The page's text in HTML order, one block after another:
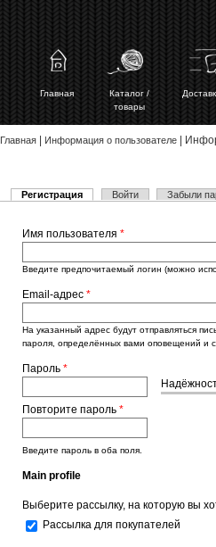
Главная
Каталог /
товары
Вы здесь
Главная Информация о пользователе |
Главные вкладки
Регистрация (активная вкладка)
Войти Забыли
Имя пользователя *
Введите предпочитаемый логин (можно
Email-адрес *
На указанный адрес будут отправляться
пароля, определённых вами оповещений и
Пароль *
Повторите пароль *
Введите пароль в оба поля.
Main profile
Выберите рассылку, на которую вы
Рассылка для покупателей